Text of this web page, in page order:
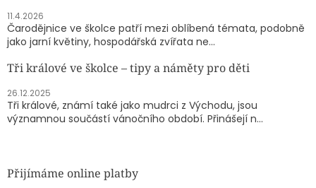
11.4.2026
Čarodějnice ve školce patří mezi oblíbená témata, podobně
jako jarní květiny, hospodářská zvířata ne...
Tři králové ve školce – tipy a náměty pro děti
26.12.2025
Tři králové, známí také jako mudrci z Východu, jsou
významnou součástí vánočního období. Přinášejí n...
Přijímáme online platby